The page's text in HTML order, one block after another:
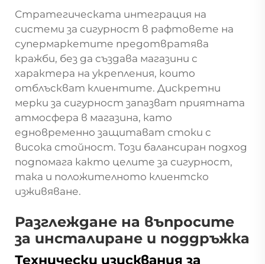
Стратегическата интеграция на
системи за сигурност в рафтовете на
супермаркетите предотвратява
кражби, без да създава магазини с
характера на укрепления, които
отблъскват клиентите. Дискретни
мерки за сигурност запазват приятната
атмосфера в магазина, като
едновременно защитават стоки с
висока стойност. Този балансиран подход
подпомага както целите за сигурност,
така и положителното клиентско
изживяване.
Разглеждане на въпросите
за инсталиране и поддръжка
Технически изисквания за